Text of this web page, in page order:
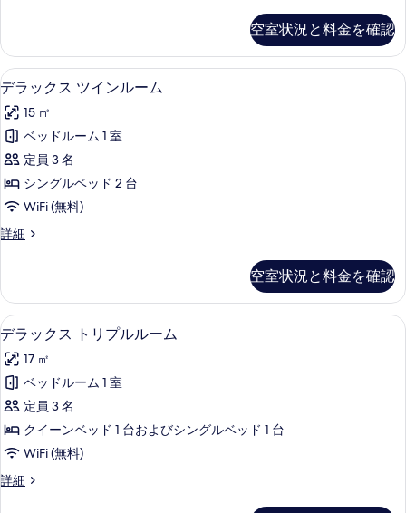
写
真
を
表
示
す
る
詳
細
空室状況と料金を確認
デ
ラ
ッ
ク
ス
ツ
ン
ー
ム
の
す
べ
て
の
写
真
デラックス ツインルーム | デスク、
5
デラックス ツインルーム
15 ㎡
ベッドルーム 1 室
定員 3 名
シングルベッド 2 台
WiFi (無料)
詳細
デ
ス
ツ
イ
ル
ー
ム
の
詳
細
空室状況と料金を確認
デ
ラ
ッ
ク
ス
ト
プ
デスク、ノートパソコン用作業スペ
6
デラックス トリプルルーム
17 ㎡
ベッドルーム 1 室
定員 3 名
クイーンベッド 1 台およびシングルベッド 1 台
WiFi (無料)
詳細
デ